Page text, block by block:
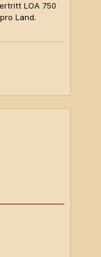
LOA 750
Land.